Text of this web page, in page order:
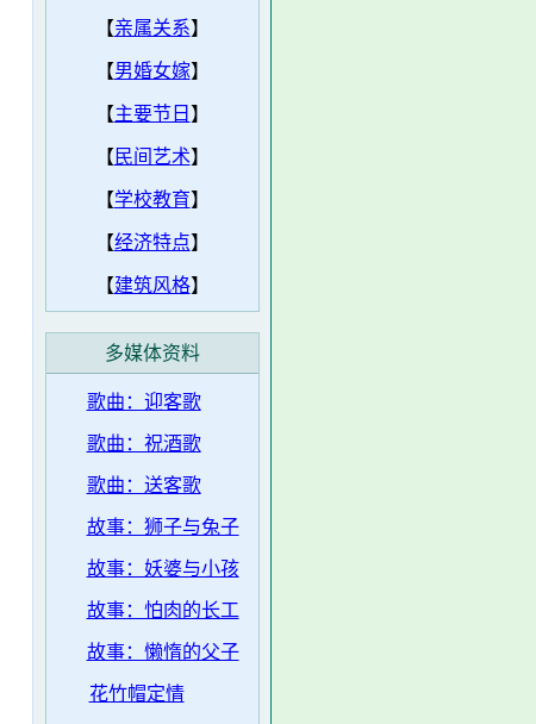
【亲属关系】
【男婚女嫁】
【主要节日 】
【 民间艺术】
【学校教育】
【经济特点】
【建筑风格】
多媒体资料
歌曲：迎客歌
歌曲：祝酒歌
歌曲：送客歌
故事：狮子与兔子
故事：妖婆与小孩
故事：怕肉的长工
故事：懒惰的父子
花竹帽定情